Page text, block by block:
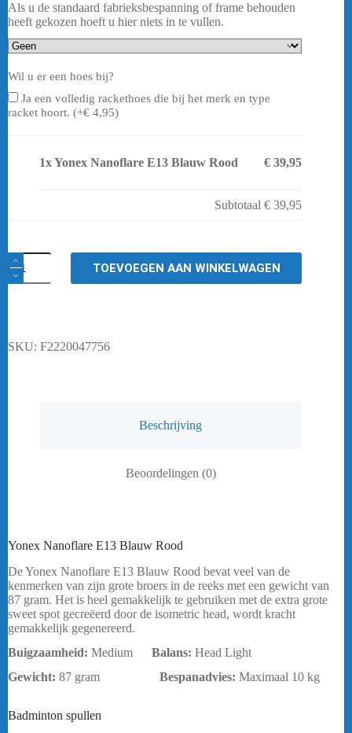
Als u de standaard fabrieksbespanning of frame behouden
heeft gekozen hoeft u hier niets in te vullen.
Wil u er een hoes bij?
Ja een volledig rackethoes die bij het merk en type
racket hoort. (+€ 4,95)
1xYonex Nanoflare E13 Blauw Rood € 39,95
Subtotaal€ 39,95
Yonex
Nanoflare
E13
TOEVOEGEN AAN WINKELWAGEN
SKU: F2220047756
Beschrijving
Beoordelingen (0)
Yonex Nanoflare E13 Blauw Rood
De Yonex Nanoflare E13 Blauw Rood bevat veel van de
kenmerken van zijn grote broers in de reeks met een gewicht van
87 gram. Het is heel gemakkelijk te gebruiken met de extra grote
sweet spot gecreëerd door de isometric head, wordt kracht
gemakkelijk gegenereerd.
Buigzaamheid: Medium Balans: Head Light
Gewicht: 87 gram Bespanadvies: Maximaal 10 kg
Badminton spullen